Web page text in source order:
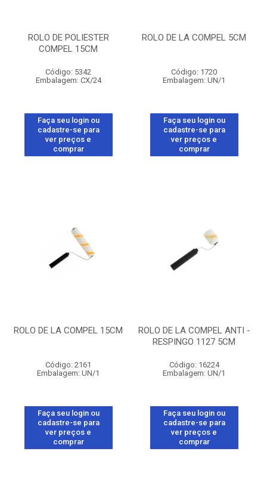
ROLO DE POLIESTER
COMPEL 15CM
Código: 5342
Embalagem: CX/24
Faça seu login ou
cadastre-se para
ver preços e
comprar
ROLO DE LA COMPEL 5CM
Código: 1720
Embalagem: UN/1
Faça seu login ou
cadastre-se para
ver preços e
comprar
ROLO DE LA COMPEL 15CM
Código: 2161
Embalagem: UN/1
Faça seu login ou
cadastre-se para
ver preços e
comprar
ROLO DE LA COMPEL ANTI -
RESPINGO 1127 5CM
Código: 16224
Embalagem: UN/1
Faça seu login ou
cadastre-se para
ver preços e
comprar